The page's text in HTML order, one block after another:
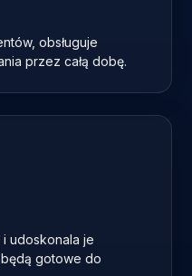
obsługuje
przez całą dobę.
udoskonala je
gotowe do